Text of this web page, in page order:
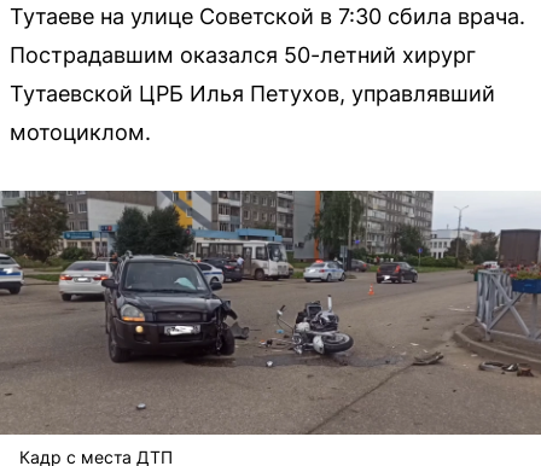
Тутаеве на улице Советской в 7:30 сбила врача.
Пострадавшим оказался 50-летний хирург
Тутаевской ЦРБ Илья Петухов, управлявший
мотоциклом.
Кадр с места ДТП